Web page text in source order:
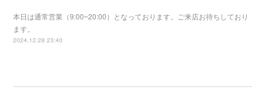
本日は通常営業（9:00~20:00）となっております。ご来店お待ちしており
ます。
2024.12.28 23:40